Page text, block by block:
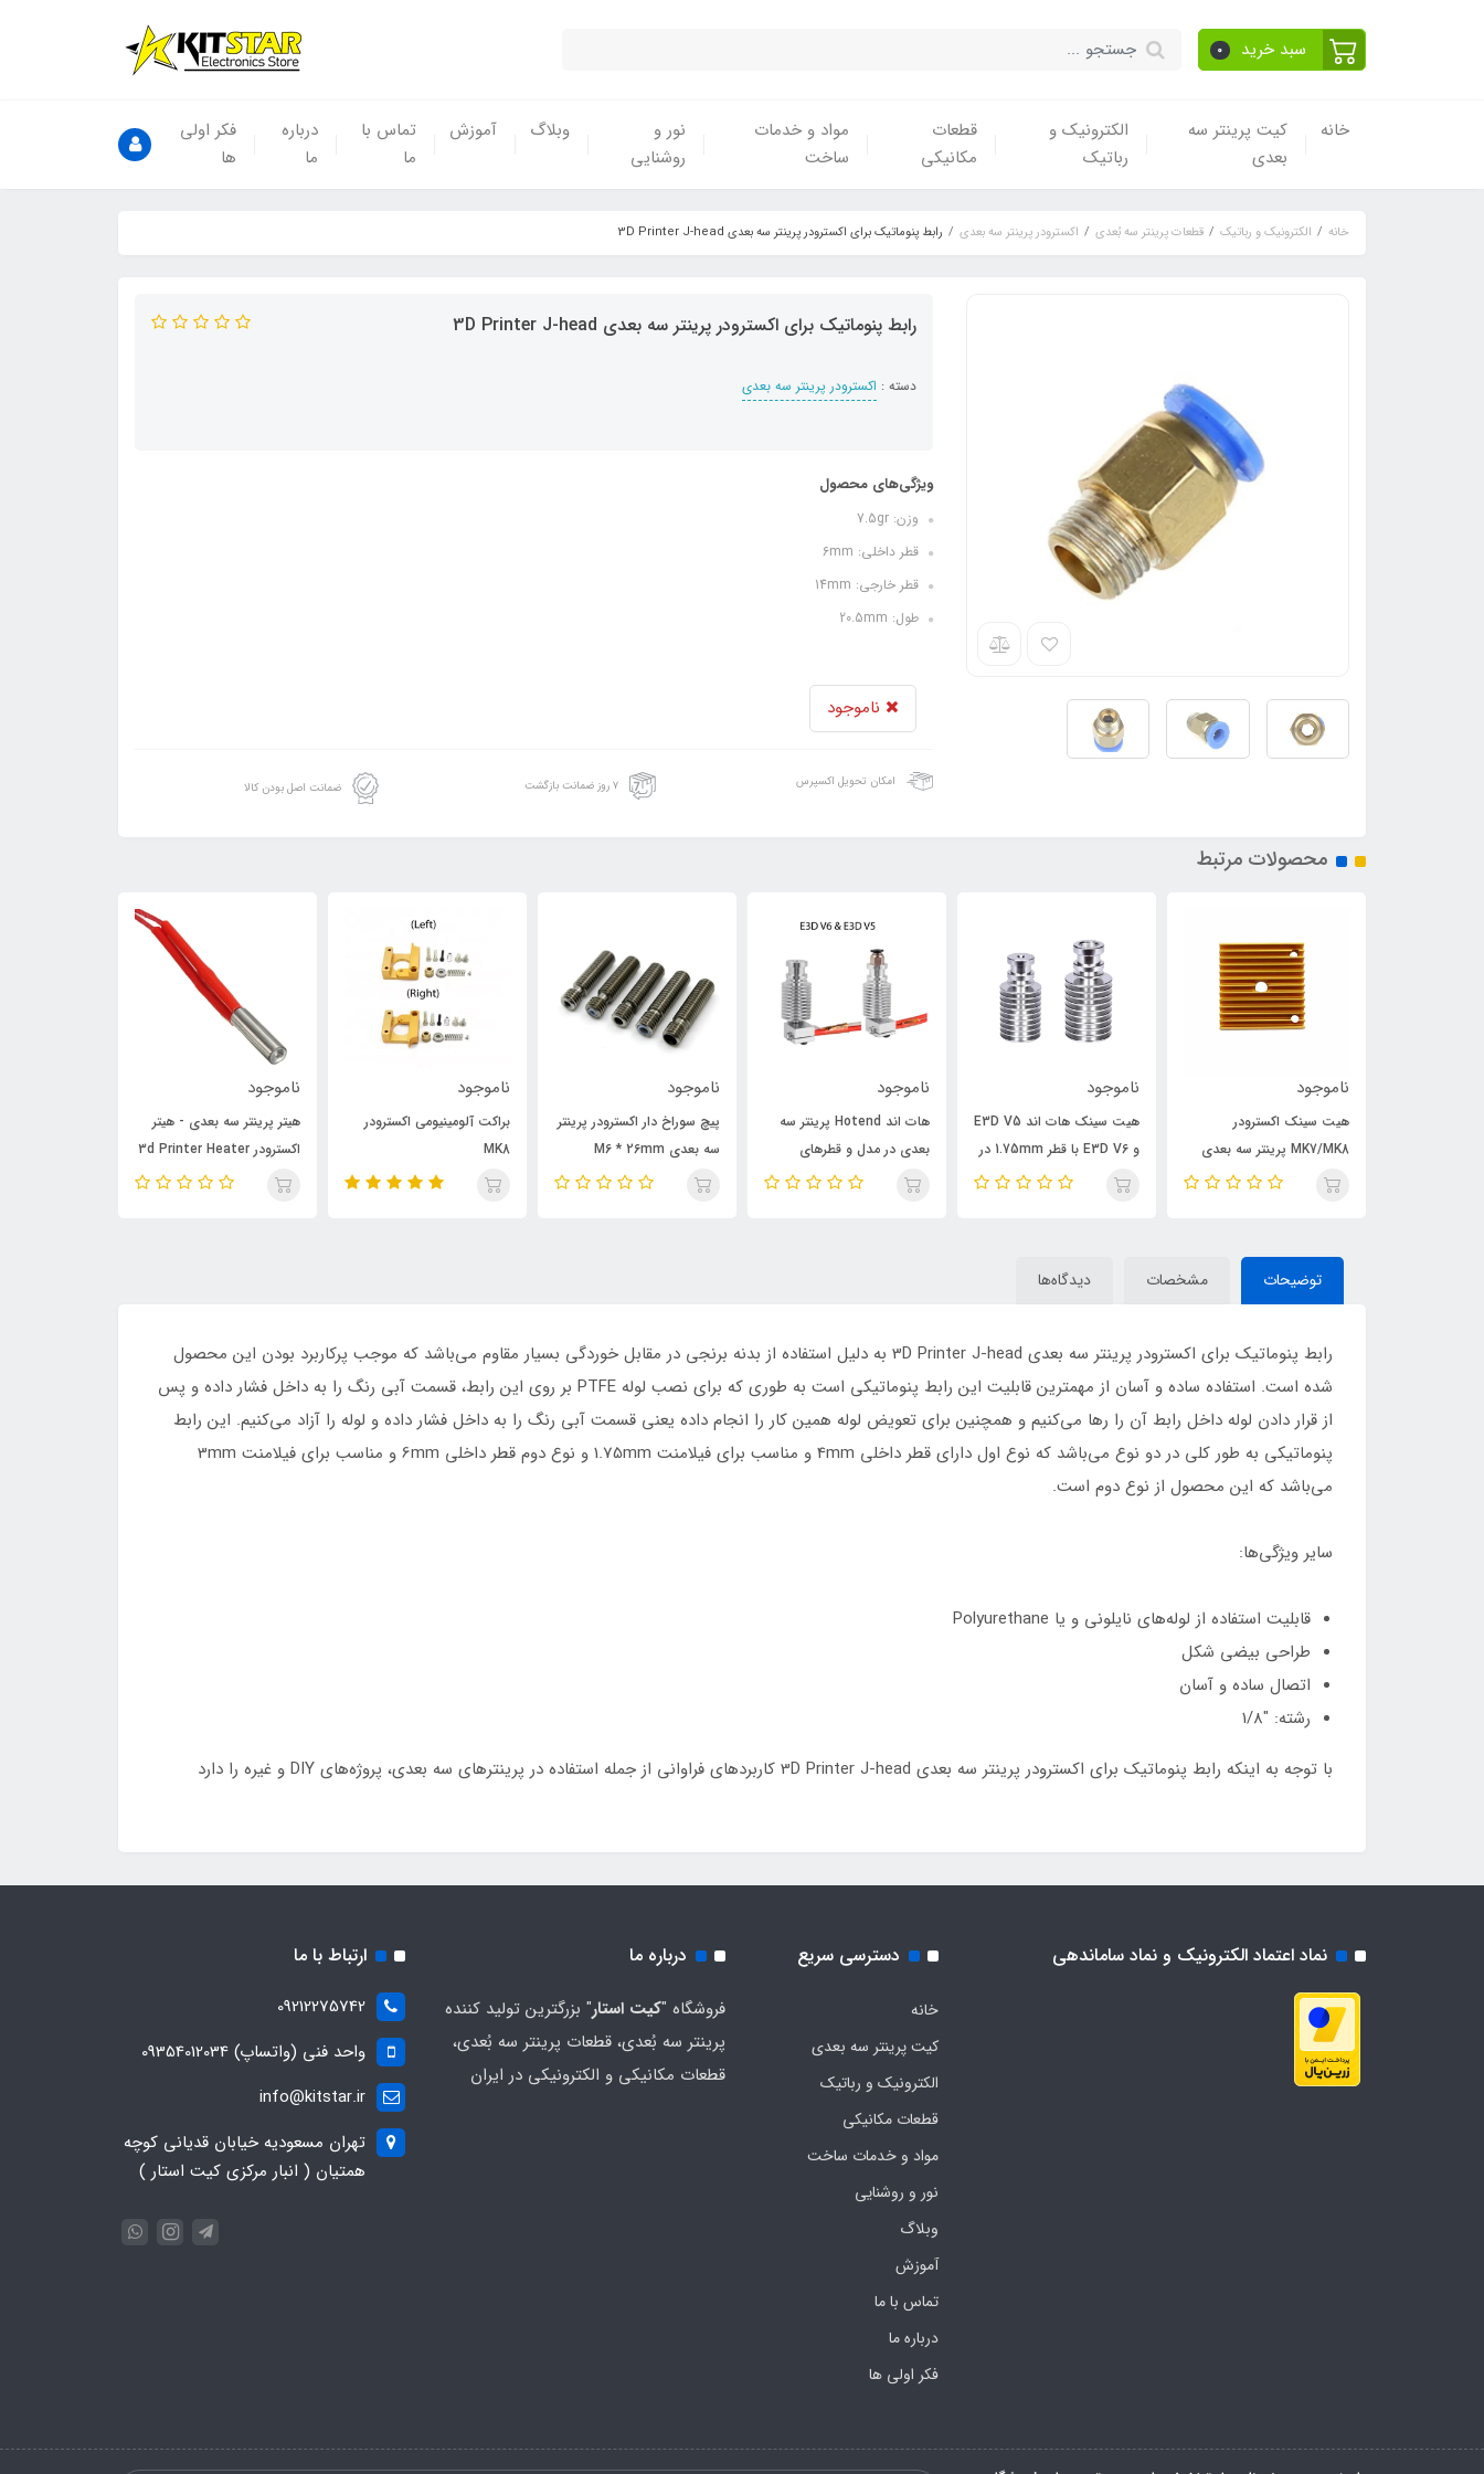
سبد خرید 0
خانه
کیت پرینتر سه
بعدی
الکترونیک و
رباتیک
قطعات
مکانیکی
مواد و خدمات
ساخت
نور و
روشنایی
وبلاگ آموزش
تماس با
ما
درباره
ما
فکر اولی
ها
خانه الکترونیک و رباتیک قطعات پرینتر سه بُعدی اکسترودر پرینتر سه بعدی رابط پنوماتیک برای اکسترودر پرینتر سه بعدی 3D Printer J-head
رابط پنوماتیک برای اکسترودر پرینتر سه بعدی 3D Printer J-head
دسته : اکسترودر پرینتر سه بعدی
ویژگی‌های محصول
وزن: 7.5gr
قطر داخلی: 6mm
قطر خارجی: 14mm
طول: 20.5mm
ناموجود
امکان تحویل اکسپرس ۷ روز ضمانت بازگشت ضمانت اصل بودن کالا
محصولات مرتبط
ناموجود
هیت سینک اکسترودر
MK7/MK8 پرینتر سه بعدی
طلایی
ناموجود
هیت سینک هات اند E3D V5
و E3D V6 با قطر 1.75mm در
مدل‌های مختلف
ناموجود
هات اند Hotend پرینتر سه
بعدی در مدل و قطرهای
مختلف
ناموجود
پیچ سوراخ دار اکسترودر پرینتر
سه بعدی M6 * 26mm
ناموجود
براکت آلومینیومی اکسترودر
MK8
ناموجود
هیتر پرینتر سه بعدی - هیتر
اکسترودر 3d Printer Heater
توضیحات مشخصات دیدگاه‌ها
رابط پنوماتیک برای اکسترودر پرینتر سه بعدی 3D Printer J-head به دلیل استفاده از بدنه برنجی در مقابل خوردگی بسیار مقاوم می‌باشد که موجب پرکاربرد بودن این محصول
شده است. استفاده ساده و آسان از مهمترین قابلیت این رابط پنوماتیکی است به طوری که برای نصب لوله PTFE بر روی این رابط، قسمت آبی رنگ را به داخل فشار داده و پس
از قرار دادن لوله داخل رابط آن را رها می‌کنیم و همچنین برای تعویض لوله همین کار را انجام داده یعنی قسمت آبی رنگ را به داخل فشار داده و لوله را آزاد می‌کنیم. این رابط
پنوماتیکی به طور کلی در دو نوع می‌باشد که نوع اول دارای قطر داخلی 4mm و مناسب برای فیلامنت 1.75mm و نوع دوم قطر داخلی 6mm و مناسب برای فیلامنت 3mm
می‌باشد که این محصول از نوع دوم است.
سایر ویژگی‌ها:
قابلیت استفاده از لوله‌های نایلونی و یا Polyurethane
طراحی بیضی شکل
اتصال ساده و آسان
رشته: "1/8
با توجه به اینکه رابط پنوماتیک برای اکسترودر پرینتر سه بعدی 3D Printer J-head کاربردهای فراوانی از جمله استفاده در پرینتر‌های سه بعدی، پروژه‌های DIY و غیره را دارد
نماد اعتماد الکترونیک و نماد ساماندهی دسترسی سریع
خانه
کیت پرینتر سه بعدی
الکترونیک و رباتیک
قطعات مکانیکی
مواد و خدمات ساخت
نور و روشنایی
وبلاگ
آموزش
تماس با ما
درباره ما
فکر اولی ها
درباره ما
فروشگاه "کیت استار" بزرگترین تولید کننده
پرینتر سه بُعدی، قطعات پرینتر سه بُعدی،
قطعات مکانیکی و الکترونیکی در ایران
ارتباط با ما
09212275742
واحد فنی (واتساپ) 09354012034
info@kitstar.ir
تهران مسعودیه خیابان قدیانی کوچه
همتیان ( انبار مرکزی کیت استار )